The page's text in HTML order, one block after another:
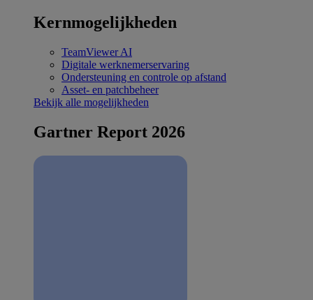
Kernmogelijkheden
TeamViewer AI
Digitale werknemerservaring
Ondersteuning en controle op afstand
Asset- en patchbeheer
Bekijk alle mogelijkheden
Gartner Report 2026